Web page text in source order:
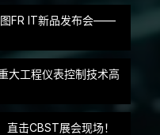
图FR IT新品发布会——
大工程仪表控制技术高
击CBST展会现场！